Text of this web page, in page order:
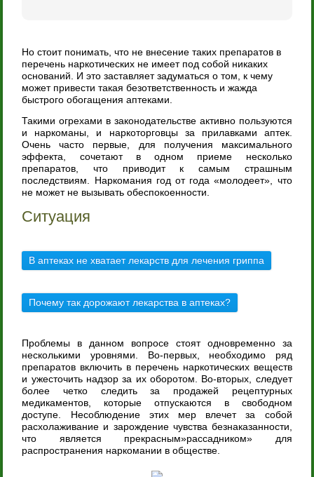
Но стоит понимать, что не внесение таких препаратов в
перечень наркотических не имеет под собой никаких
оснований. И это заставляет задуматься о том, к чему
может привести такая безответственность и жажда
быстрого обогащения аптеками.
Такими огрехами в законодательстве активно пользуются
и наркоманы, и наркоторговцы за прилавками аптек.
Очень часто первые, для получения максимального
эффекта, сочетают в одном приеме несколько
препаратов, что приводит к самым страшным
последствиям. Наркомания год от года «молодеет», что
не может не вызывать обеспокоенности.
Ситуация
В аптеках не хватает лекарств для лечения гриппа
Почему так дорожают лекарства в аптеках?
Проблемы в данном вопросе стоят одновременно за
несколькими уровнями. Во-первых, необходимо ряд
препаратов включить в перечень наркотических веществ
и ужесточить надзор за их оборотом. Во-вторых, следует
более четко следить за продажей рецептурных
медикаментов, которые отпускаются в свободном
доступе. Несоблюдение этих мер влечет за собой
расхолаживание и зарождение чувства безнаказанности,
что является прекрасным»рассадником» для
распространения наркомании в обществе.